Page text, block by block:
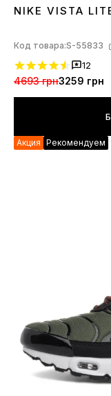
37
NIKE VISTA
Код товара:S-55833
12
4693 грн3259 грн
Акция Рекомендуем